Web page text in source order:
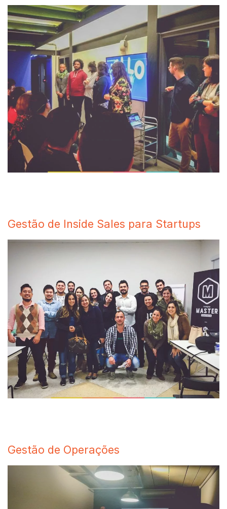
Gestão de Inside Sales para Startups
Gestão de Operações